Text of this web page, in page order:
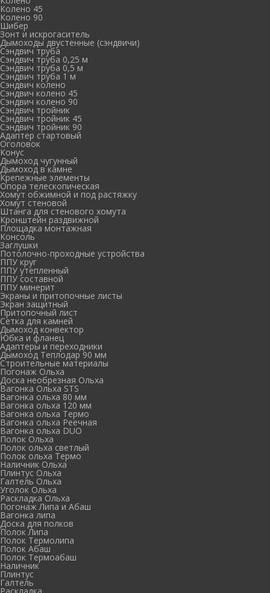
Колено 45
Колено 90
Шибер
Зонт и искрогаситель
Дымоходы двустенные (сэндвичи)
Сэндвич труба
Сэндвич труба 0,25 м
Сэндвич труба 0,5 м
Сэндвич труба 1 м
Сэндвич колено
Сэндвич колено 45
Сэндвич колено 90
Сэндвич тройник
Сэндвич тройник 45
Сэндвич тройник 90
Адаптер стартовый
Оголовок
Конус
Дымоход чугунный
Дымоход в камне
Крепежные элементы
Опора телескопическая
Хомут обжимной и под растяжку
Хомут стеновой
Штанга для стенового хомута
Кронштейн раздвижной
Площадка монтажная
Консоль
Заглушки
Потолочно-проходные устройства
ППУ круг
ППУ утепленный
ППУ составной
ППУ минерит
Экраны и притопочные листы
Экран защитный
Притопочный лист
Сетка для камней
Дымоход конвектор
Юбка и фланец
Адаптеры и переходники
Дымоход Теплодар 90 мм
Cтроительные материалы
Погонаж Ольха
Доска необрезная Ольха
Вагонка Ольха STS
Вагонка ольха 80 мм
Вагонка ольха 120 мм
Вагонка ольха Термо
Вагонка ольха Реечная
Вагонка ольха DUO
Полок Ольха
Полок ольха светлый
Полок ольха Термо
Наличник Ольха
Плинтус Ольха
Галтель Ольха
Уголок Ольха
Раскладка Ольха
Погонаж Липа и Абаш
Вагонка липа
Доска для полков
Полок Липа
Полок Термолипа
Полок Абаш
Полок Термоабаш
Наличник
Плинтус
Галтель